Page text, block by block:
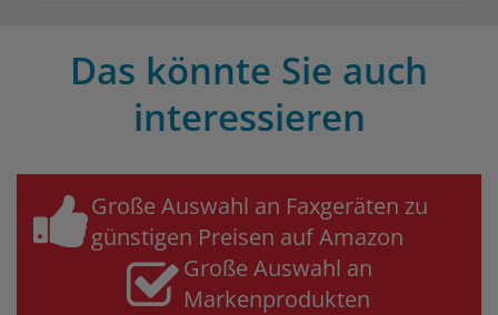
Das könnte Sie auch
interessieren
Große Auswahl an Faxgeräten zu
günstigen Preisen auf Amazon
Große Auswahl an
Markenprodukten